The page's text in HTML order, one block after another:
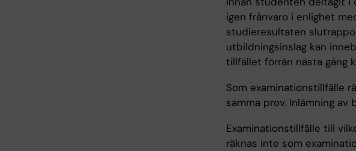
igen frånvaro i enlighet
studieresultaten
utbildningsinslag kan
tillfället förrän nästa gång
Som examinationstillfälle
samma prov. Inlämning av
Examinationstillfälle till
räknas inte som